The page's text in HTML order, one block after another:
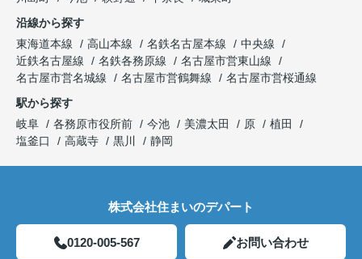
沿線から探す
東海道本線
高山本線 名鉄名古屋本線
中央線
近鉄名古屋線
名鉄各務原線
名古屋市営東山線
名古屋市営名城線
名古屋市営鶴舞線
名古屋市営桜通線
駅から探す
岐阜
各務原市役所前 今池 美濃太田 原
植田
塩釜口
高蔵寺 黒川 静岡
株式会社住まいのデパート
0120-005-567 お問い合わせ